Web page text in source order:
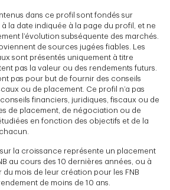
dans ce profil sont fondés sur
à la date indiquée à la page du profil, et ne
l’évolution subséquente des marchés.
de sources jugées fiables. Les
sont présentés uniquement à titre
pas la valeur ou des rendements futurs.
pas pour but de fournir des conseils
ou de placement. Ce profil n’a pas
financiers, juridiques, fiscaux ou de
de placement, de négociation ou de
en fonction des objectifs et de la
la croissance représente un placement
au cours des 10 dernières années, ou à
mois de leur création pour les FNB
de moins de 10 ans.